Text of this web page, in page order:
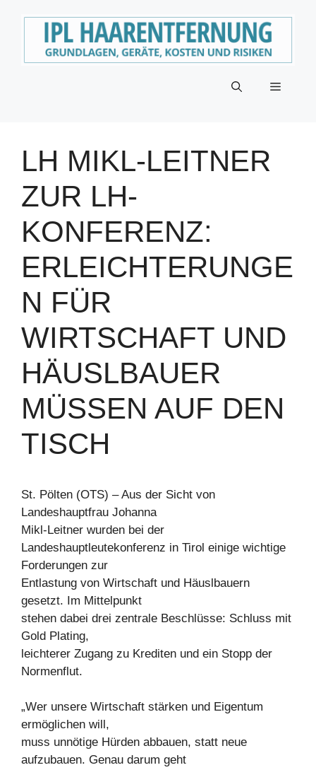
Menü
LH MIKL-LEITNER
ZUR LH-
KONFERENZ:
ERLEICHTERUNGE
N FÜR
WIRTSCHAFT UND
HÄUSLBAUER
MÜSSEN AUF DEN
TISCH
St. Pölten (OTS) – Aus der Sicht von
Landeshauptfrau Johanna
Mikl-Leitner wurden bei der
Landeshauptleutekonferenz in Tirol einige wichtige
Forderungen zur
Entlastung von Wirtschaft und Häuslbauern
gesetzt. Im Mittelpunkt
stehen dabei drei zentrale Beschlüsse: Schluss mit
Gold Plating,
leichterer Zugang zu Krediten und ein Stopp der
Normenflut.
„Wer unsere Wirtschaft stärken und Eigentum
ermöglichen will,
muss unnötige Hürden abbauen, statt neue
aufzubauen. Genau darum geht